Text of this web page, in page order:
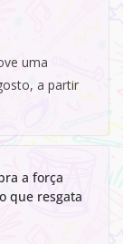
uma
a partir
a força
que resgata